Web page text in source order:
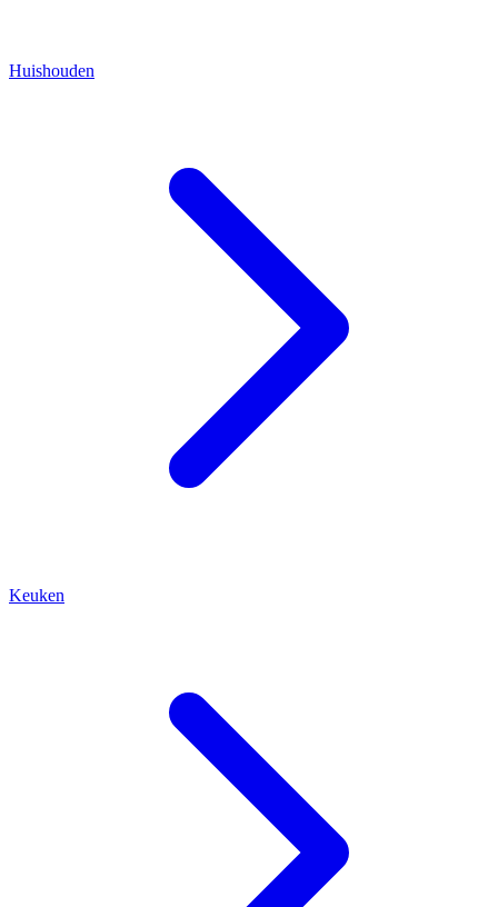
Huishouden
Keuken